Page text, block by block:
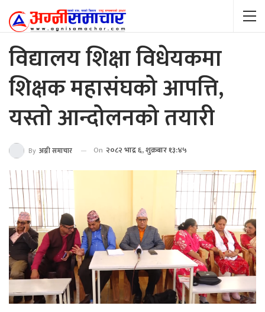
विद्यालय शिक्षा विधेयकमा
शिक्षक महासंघको आपत्ति,
यस्तो आन्दोलनको तयारी
By अग्नी समाचार On २०८२ भाद्र ६, शुक्रबार १३:४५